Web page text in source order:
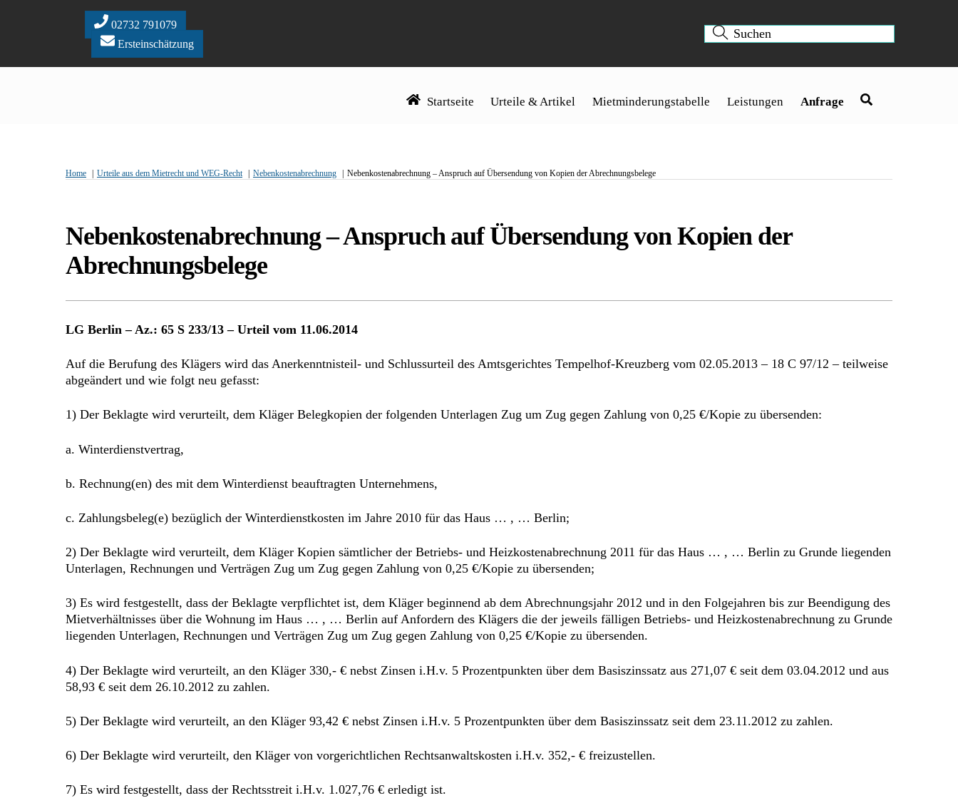
02732 791079
Ersteinschätzung
Startseite Urteile & Artikel Mietminderungstabelle Leistungen Anfrage
Home Urteile aus dem Mietrecht und WEG-Recht Nebenkostenabrechnung Nebenkostenabrechnung – Anspruch auf Übersendung von Kopien der Abrechnungsbelege
Nebenkostenabrechnung – Anspruch auf Übersendung von Kopien der
Abrechnungsbelege
LG Berlin – Az.: 65 S 233/13 – Urteil vom 11.06.2014
Auf die Berufung des Klägers wird das Anerkenntnisteil- und Schlussurteil des Amtsgerichtes Tempelhof-Kreuzberg vom 02.05.2013 – 18 C 97/12 – teilweise
abgeändert und wie folgt neu gefasst:
1) Der Beklagte wird verurteilt, dem Kläger Belegkopien der folgenden Unterlagen Zug um Zug gegen Zahlung von 0,25 €/Kopie zu übersenden:
a. Winterdienstvertrag,
b. Rechnung(en) des mit dem Winterdienst beauftragten Unternehmens,
c. Zahlungsbeleg(e) bezüglich der Winterdienstkosten im Jahre 2010 für das Haus … , … Berlin;
2) Der Beklagte wird verurteilt, dem Kläger Kopien sämtlicher der Betriebs- und Heizkostenabrechnung 2011 für das Haus … , … Berlin zu Grunde liegenden
Unterlagen, Rechnungen und Verträgen Zug um Zug gegen Zahlung von 0,25 €/Kopie zu übersenden;
3) Es wird festgestellt, dass der Beklagte verpflichtet ist, dem Kläger beginnend ab dem Abrechnungsjahr 2012 und in den Folgejahren bis zur Beendigung des
Mietverhältnisses über die Wohnung im Haus … , … Berlin auf Anfordern des Klägers die der jeweils fälligen Betriebs- und Heizkostenabrechnung zu Grunde
liegenden Unterlagen, Rechnungen und Verträgen Zug um Zug gegen Zahlung von 0,25 €/Kopie zu übersenden.
4) Der Beklagte wird verurteilt, an den Kläger 330,- € nebst Zinsen i.H.v. 5 Prozentpunkten über dem Basiszinssatz aus 271,07 € seit dem 03.04.2012 und aus
58,93 € seit dem 26.10.2012 zu zahlen.
5) Der Beklagte wird verurteilt, an den Kläger 93,42 € nebst Zinsen i.H.v. 5 Prozentpunkten über dem Basiszinssatz seit dem 23.11.2012 zu zahlen.
6) Der Beklagte wird verurteilt, den Kläger von vorgerichtlichen Rechtsanwaltskosten i.H.v. 352,- € freizustellen.
7) Es wird festgestellt, dass der Rechtsstreit i.H.v. 1.027,76 € erledigt ist.